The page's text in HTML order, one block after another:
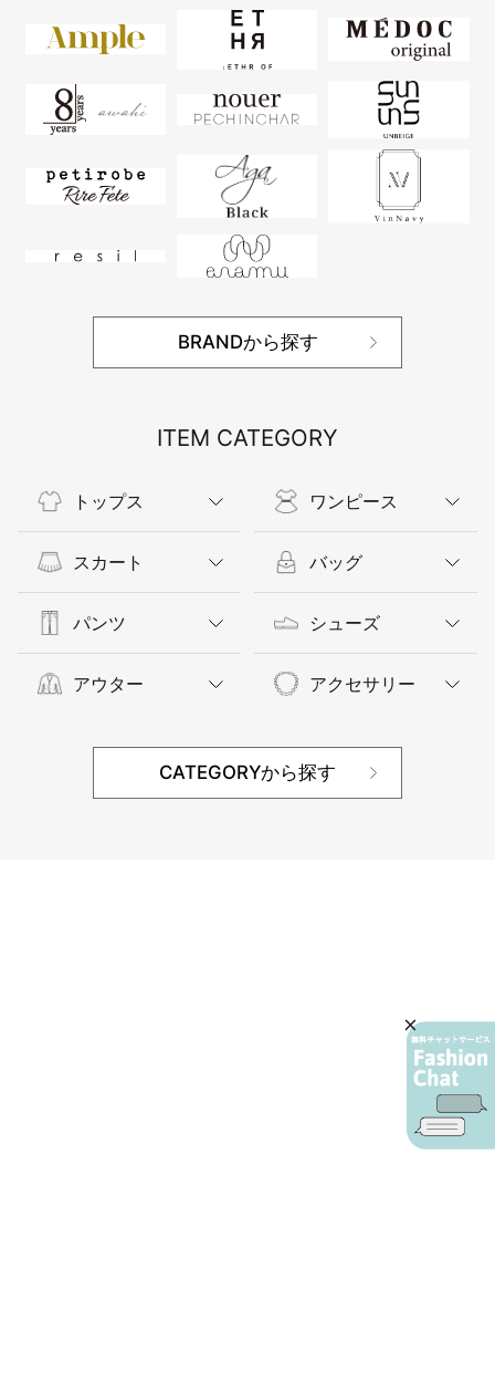
BRANDから探す
ITEM CATEGORY
トップス
スカート
パンツ
アウター
ワンピース
バッグ
シューズ
アクセサリー
CATEGORYから探す